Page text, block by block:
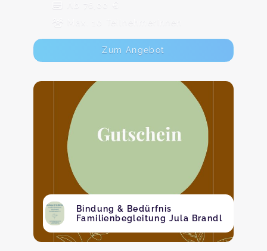
Ab 76,00 €
Max. 10 TeilnehmerInnen
Zum Angebot
Bindung & Bedürfnis
Familienbegleitung Jula Brandl